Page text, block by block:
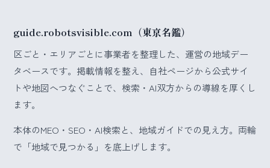
guide.robotsvisible.com（東京名鑑）
区ごと・エリアごとに事業者を整理した、運営の地域デー
タベースです。掲載情報を整え、自社ページから公式サイ
トや地図へつなぐことで、検索・AI双方からの導線を厚くし
ます。
本体のMEO・SEO・AI検索と、地域ガイドでの見え方。両輪
で「地域で見つかる」を底上げします。